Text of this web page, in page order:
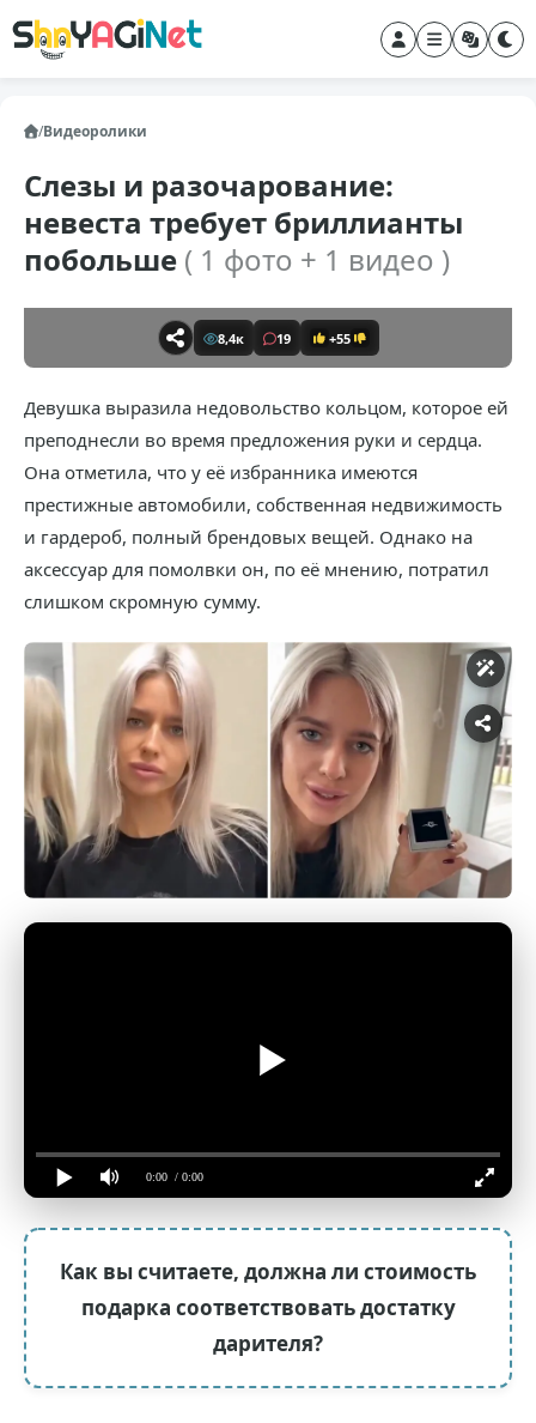
/Видеоролики
Слезы и разочарование:
невеста требует бриллианты
побольше ( 1 фото + 1 видео )
8,4к 19 +55
Девушка выразила недовольство кольцом, которое ей
преподнесли во время предложения руки и сердца.
Она отметила, что у её избранника имеются
престижные автомобили, собственная недвижимость
и гардероб, полный брендовых вещей. Однако на
аксессуар для помолвки он, по её мнению, потратил
слишком скромную сумму.
0:00 / 0:00
Как вы считаете, должна ли стоимость
подарка соответствовать достатку
дарителя?